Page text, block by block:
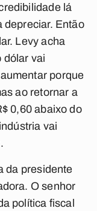
lá
depreciar. Então
Levy acha
dólar vai
porque
ao retornar a
0,60 abaixo do
vai
da presidente
O senhor
política fiscal